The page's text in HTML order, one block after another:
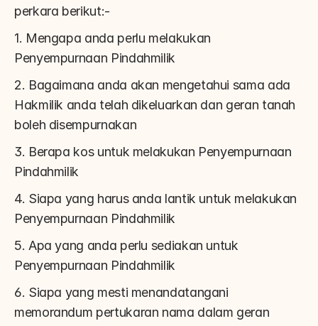
perkara berikut:-
1. Mengapa anda perlu melakukan
Penyempurnaan Pindahmilik
2. Bagaimana anda akan mengetahui sama ada
Hakmilik anda telah dikeluarkan dan geran tanah
boleh disempurnakan
3. Berapa kos untuk melakukan Penyempurnaan
Pindahmilik
4. Siapa yang harus anda lantik untuk melakukan
Penyempurnaan Pindahmilik
5. Apa yang anda perlu sediakan untuk
Penyempurnaan Pindahmilik
6. Siapa yang mesti menandatangani
memorandum pertukaran nama dalam geran